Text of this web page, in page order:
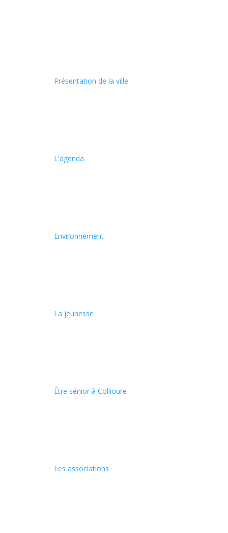
Présentation de la ville
L'agenda
Environnement
La jeunesse
Être sénior à Collioure
Les associations